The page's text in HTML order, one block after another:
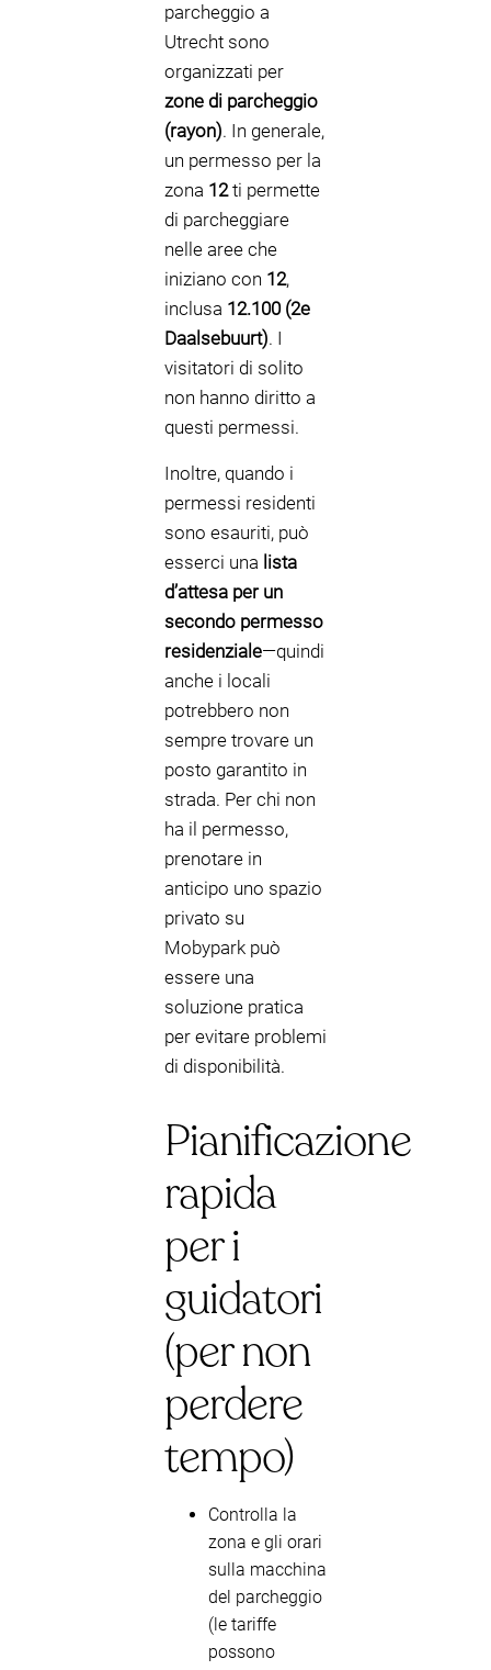
parcheggio a
Utrecht sono
organizzati per
zone di parcheggio
(rayon). In generale,
un permesso per la
zona 12ti permette
di parcheggiare
nelle aree che
iniziano con 12,
inclusa 12.100 (2e
Daalsebuurt). I
visitatori di solito
non hanno diritto a
questi permessi.
Inoltre, quando i
permessi residenti
sono esauriti, può
esserci una lista
d’attesa per un
secondo permesso
residenziale—quindi
anche i locali
potrebbero non
sempre trovare un
posto garantito in
strada. Per chi non
ha il permesso,
prenotare in
anticipo uno spazio
privato su
Mobypark può
essere una
soluzione pratica
per evitare problemi
di disponibilità.
Pianificazione
rapida
per i
guidatori
(per non
perdere
tempo)
Controlla la
zona e gli orari
sulla macchina
del parcheggio
(le tariffe
possono